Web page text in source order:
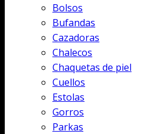
Bolsos
Bufandas
Cazadoras
Chalecos
Chaquetas de piel
Cuellos
Estolas
Gorros
Parkas